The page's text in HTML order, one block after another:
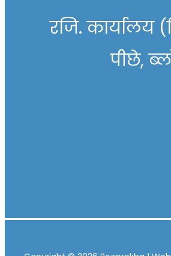
रजि.
पीछे,